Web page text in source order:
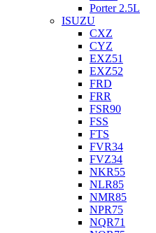
Porter 2.5L
ISUZU
CXZ
CYZ
EXZ51
EXZ52
FRD
FRR
FSR90
FSS
FTS
FVR34
FVZ34
NKR55
NLR85
NMR85
NPR75
NQR71